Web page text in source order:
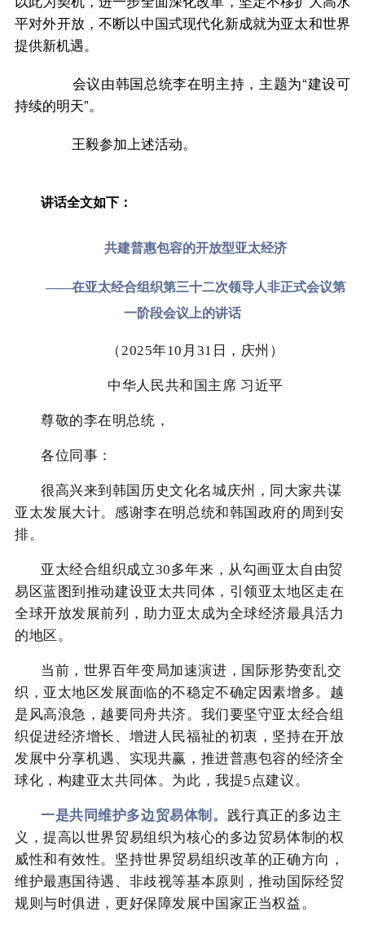
平对外开放，不断以中国式现代化新成就为亚太和世界
提供新机遇。
会议由韩国总统李在明主持，主题为“建设可
持续的明天”。
王毅参加上述活动。
讲话全文如下：
共建普惠包容的开放型亚太经济
——在亚太经合组织第三十二次领导人非正式会议第
一阶段会议上的讲话
（2025年10月31日，庆州）
中华人民共和国主席 习近平
尊敬的李在明总统，
各位同事：
很高兴来到韩国历史文化名城庆州，同大家共谋
亚太发展大计。感谢李在明总统和韩国政府的周到安
排。
亚太经合组织成立30多年来，从勾画亚太自由贸
易区蓝图到推动建设亚太共同体，引领亚太地区走在
全球开放发展前列，助力亚太成为全球经济最具活力
的地区。
当前，世界百年变局加速演进，国际形势变乱交
织，亚太地区发展面临的不稳定不确定因素增多。越
是风高浪急，越要同舟共济。我们要坚守亚太经合组
织促进经济增长、增进人民福祉的初衷，坚持在开放
发展中分享机遇、实现共赢，推进普惠包容的经济全
球化，构建亚太共同体。为此，我提5点建议。
一是共同维护多边贸易体制。 践行真正的多边主
义，提高以世界贸易组织为核心的多边贸易体制的权
威性和有效性。坚持世界贸易组织改革的正确方向，
维护最惠国待遇、非歧视等基本原则，推动国际经贸
规则与时俱进，更好保障发展中国家正当权益。